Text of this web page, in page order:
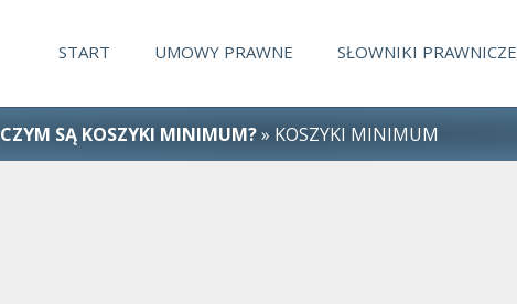
START UMOWY PRAWNE SŁOWNIKI PRAWNICZE
CZYM SĄ KOSZYKI MINIMUM?» KOSZYKI MINIMUM